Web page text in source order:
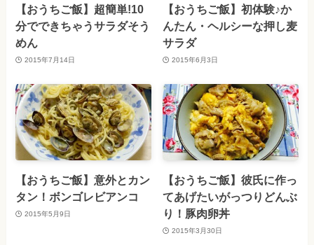
【おうちご飯】超簡単!10
分でできちゃうサラダそう
めん
2015年7月14日
【おうちご飯】初体験♪か
んたん・ヘルシーな押し麦
サラダ
2015年6月3日
【おうちご飯】意外とカン
タン！ボンゴレビアンコ
2015年5月9日
【おうちご飯】彼氏に作っ
てあげたいがっつりどんぶ
り！豚肉卵丼
2015年3月30日